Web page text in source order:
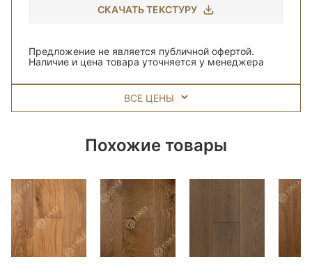
СКАЧАТЬ ТЕКСТУРУ
Предложение не является публичной офертой.
Наличие и цена товара уточняется у менеджера
ВСЕ ЦЕНЫ
Похожие товары